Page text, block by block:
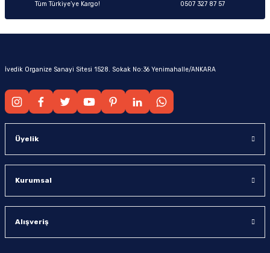
Tüm Türkiye’ye Kargo! 0507 327 87 57
İvedik Organize Sanayi Sitesi 1528. Sokak No:36 Yenimahalle/ANKARA
Üyelik
Kurumsal
Alışveriş